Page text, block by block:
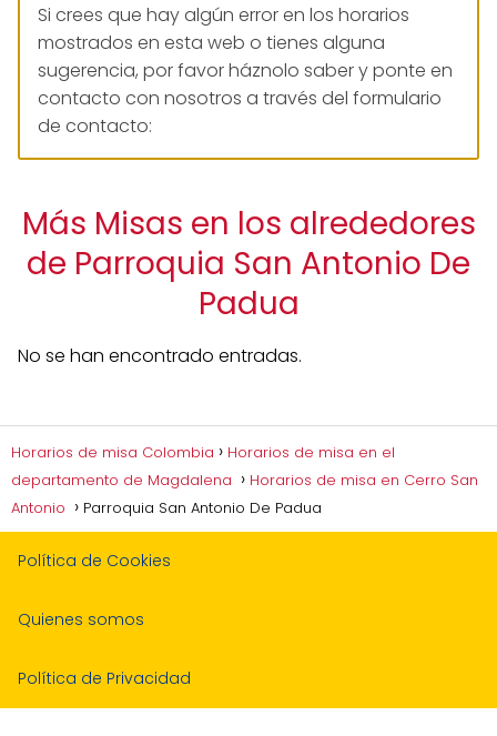
Si crees que hay algún error en los horarios
mostrados en esta web o tienes alguna
sugerencia, por favor háznolo saber y ponte en
contacto con nosotros a través del formulario
de contacto:
Más Misas en los alrededores
de Parroquia San Antonio De
Padua
No se han encontrado entradas.
Horarios de misa Colombia
Horarios de misa en el
departamento de Magdalena
Horarios de misa en Cerro San
Antonio
Parroquia San Antonio De Padua
Política de Cookies
Quienes somos
Política de Privacidad